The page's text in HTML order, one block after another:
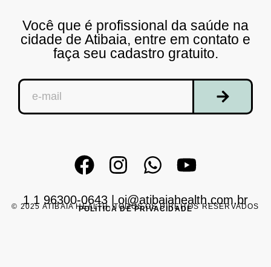
Você que é profissional da saúde na
cidade de Atibaia, entre em contato e
faça seu cadastro gratuito.
1 1 96300-0643 oi@atibaiahealth.com.br
© 2025 ATIBAIA HEALTH. TODOS OS DIREITOS RESERVADOS
POLÍTICA DE PRIVACIDADE